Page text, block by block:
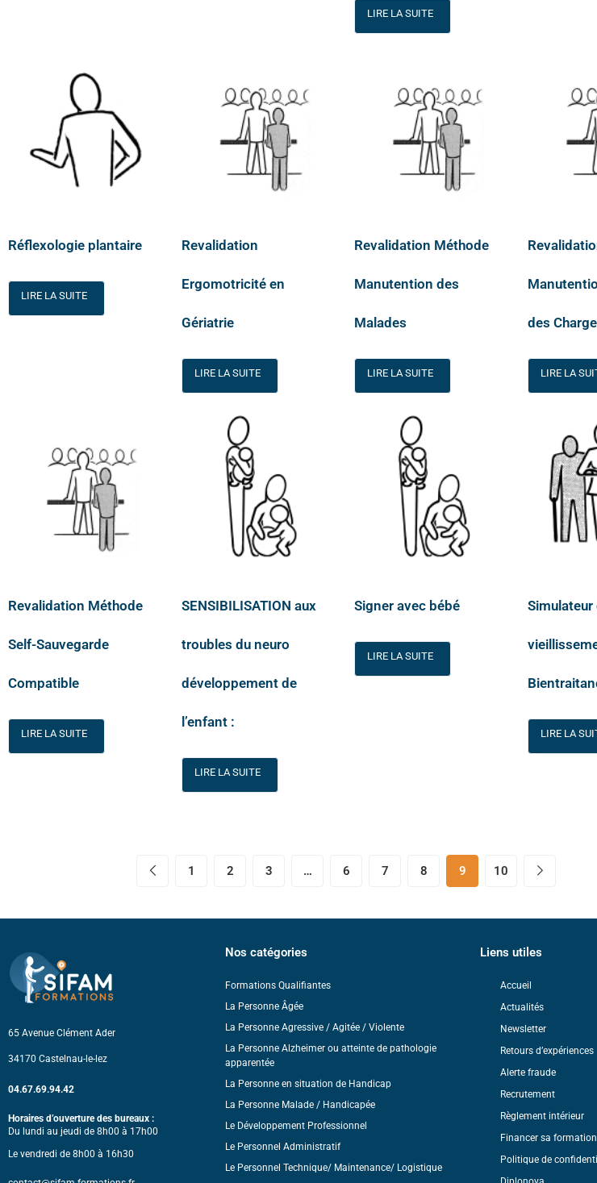
LIRE LA SUITE
Réflexologie plantaire
LIRE LA SUITE
Revalidation
Ergomotricité en
Gériatrie
LIRE LA SUITE
Revalidation Méthode
Manutention des
Malades
LIRE LA SUITE
des
LIRE LA
Revalidation Méthode
Self-Sauvegarde
Compatible
LIRE LA SUITE
SENSIBILISATION aux
troubles du neuro
développement de
l’enfant :
LIRE LA SUITE
Signer avec bébé
LIRE LA SUITE
Simulateur
LIRE LA
1 2 3 … 6 7 8 9 10
65 Avenue Clément Ader
34170 Castelnau-le-lez
04.67.69.94.42
Horaires d’ouverture des bureaux :
Du lundi au jeudi de 8h00 à 17h00
Le vendredi de 8h00 à 16h30
Nos catégories
Formations Qualifiantes
La Personne Âgée
La Personne Agressive / Agitée / Violente
La Personne Alzheimer ou atteinte de pathologie
apparentée
La Personne en situation de Handicap
La Personne Malade / Handicapée
Le Développement Professionnel
Le Personnel Administratif
Le Personnel Technique/ Maintenance/ Logistique
Liens utiles
Accueil
Actualités
Newsletter
Retours d’expériences
Alerte fraude
Recrutement
Règlement intérieur
Financer sa formation
Politique de